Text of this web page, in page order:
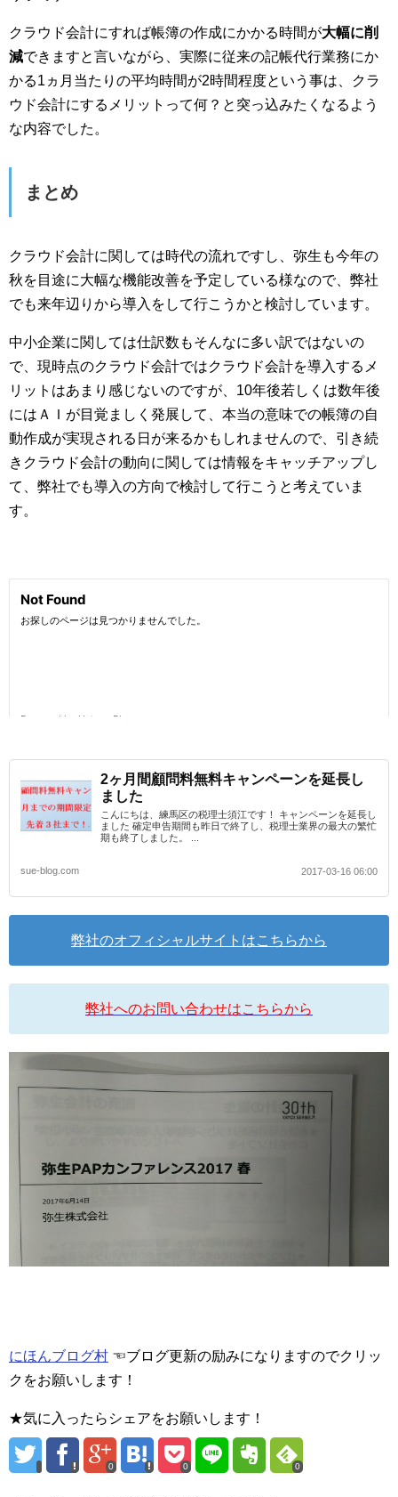
クラウド会計にすれば帳簿の作成にかかる時間が大幅に削
減できますと言いながら、実際に従来の記帳代行業務にか
かる1ヵ月当たりの平均時間が2時間程度という事は、クラ
ウド会計にするメリットって何？と突っ込みたくなるよう
な内容でした。
まとめ
クラウド会計に関しては時代の流れですし、弥生も今年の
秋を目途に大幅な機能改善を予定している様なので、弊社
でも来年辺りから導入をして行こうかと検討しています。
中小企業に関しては仕訳数もそんなに多い訳ではないの
で、現時点のクラウド会計ではクラウド会計を導入するメ
リットはあまり感じないのですが、10年後若しくは数年後
にはＡＩが目覚ましく発展して、本当の意味での帳簿の自
動作成が実現される日が来るかもしれませんので、引き続
きクラウド会計の動向に関しては情報をキャッチアップし
て、弊社でも導入の方向で検討して行こうと考えていま
す。
2ヶ月間顧問料無料キャンペーンを延長し
ました
こんにちは、練馬区の税理士須江です！ キャンペーンを延長し
ました 確定申告期間も昨日で終了し、税理士業界の最大の繁忙
期も終了しました。 ...
sue-blog.com 2017-03-16 06:00
弊社のオフィシャルサイトはこちらから
弊社へのお問い合わせはこちらから
にほんブログ村 ☜ブログ更新の励みになりますのでクリッ
クをお願いします！
★気に入ったらシェアをお願いします！
0 0 0